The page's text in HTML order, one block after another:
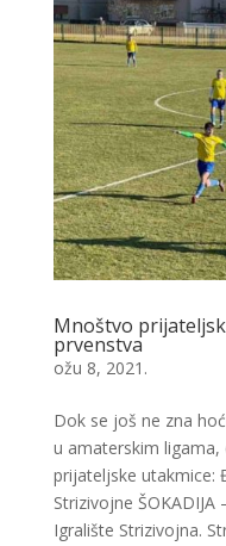
Mnoštvo
prvenstva
ožu 8, 2021.
Dok se još ne zna
u amaterskim
prijateljske utakmice:
Strizivojne ŠOKADIJA
Igralište Strizivojna.